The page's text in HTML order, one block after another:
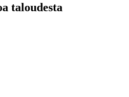
taloudesta